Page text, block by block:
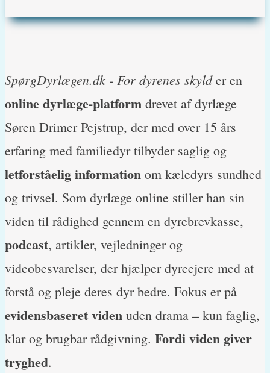
SpørgDyrlægen.dk - For dyrenes skylder en
online dyrlæge-platform drevet af dyrlæge
Søren Drimer Pejstrup, der med over 15 års
erfaring med familiedyr tilbyder saglig og
letforståelig information om kæledyrs sundhed
og trivsel. Som dyrlæge online stiller han sin
viden til rådighed gennem en dyrebrevkasse,
podcast, artikler, vejledninger og
videobesvarelser, der hjælper dyreejere med at
forstå og pleje deres dyr bedre. Fokus er på
evidensbaseret viden uden drama – kun faglig,
klar og brugbar rådgivning. Fordi viden giver
tryghed.